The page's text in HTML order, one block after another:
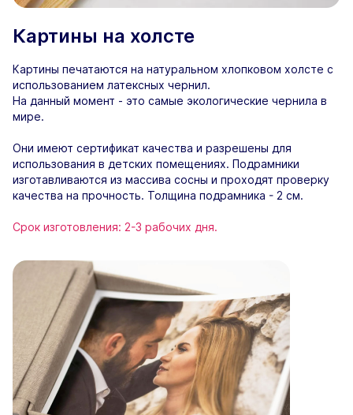
Картины на холсте
Картины печатаются на натуральном хлопковом холсте с
использованием латексных чернил.
На данный момент - это самые экологические чернила в
мире.
Они имеют сертификат качества и разрешены для
использования в детских помещениях. Подрамники
изготавливаются из массива сосны и проходят проверку
качества на прочность. Толщина подрамника - 2 см.
Срок изготовления: 2-3 рабочих дня.